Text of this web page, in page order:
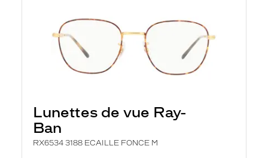
Lunettes de vue Ray-
Ban
RX6534 3188 ECAILLE FONCE M